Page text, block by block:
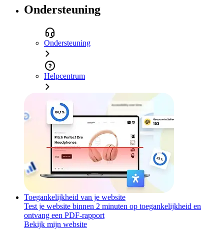
Ondersteuning
Ondersteuning
Helpcentrum
Toegankelijkheid van je website
Test je website binnen 2 minuten op toegankelijkheid en
ontvang een PDF-rapport
Bekijk mijn website